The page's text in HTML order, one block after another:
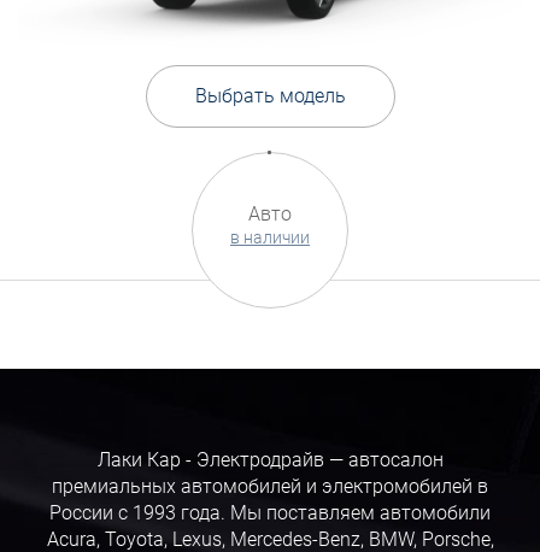
Выбрать модель
Авто
в наличии
Лаки Кар - Электродрайв — автосалон
премиальных автомобилей и электромобилей в
России с 1993 года. Мы поставляем автомобили
Acura, Toyota, Lexus, Mercedes-Benz, BMW, Porsche,